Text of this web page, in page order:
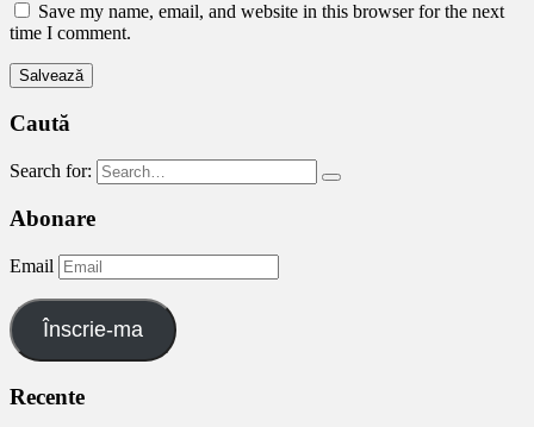
Save my name, email, and website in this browser for the next
time I comment.
Caută
Search for:
Abonare
Email
Înscrie-ma
Recente